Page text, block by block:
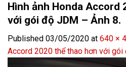
Hình ảnh Honda Accord
với gói độ JDM – Ảnh 8.
Published 03/05/2020 at 640 ×
Accord 2020 thể thao hơn với gói